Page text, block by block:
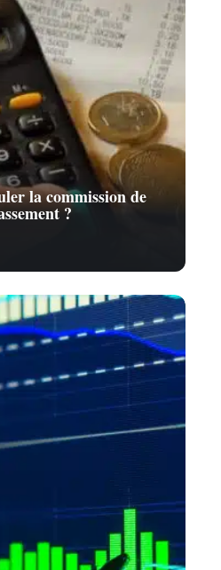
la commission de
?